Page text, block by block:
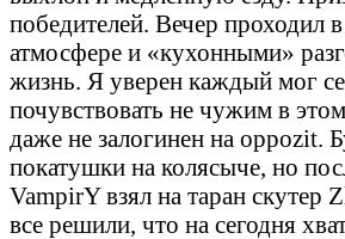
победителей. Вечер проходил
атмосфере и «кухонными»
жизнь. Я уверен каждый мог
почувствовать не чужим в
даже не залогинен на oppozit.
покатушки на колясыче, но
VampirY взял на таран скутер
все решили, что на сегодня